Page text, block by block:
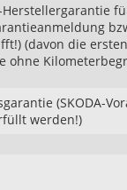
(davon die
ohne
(SKODA-
werden!)